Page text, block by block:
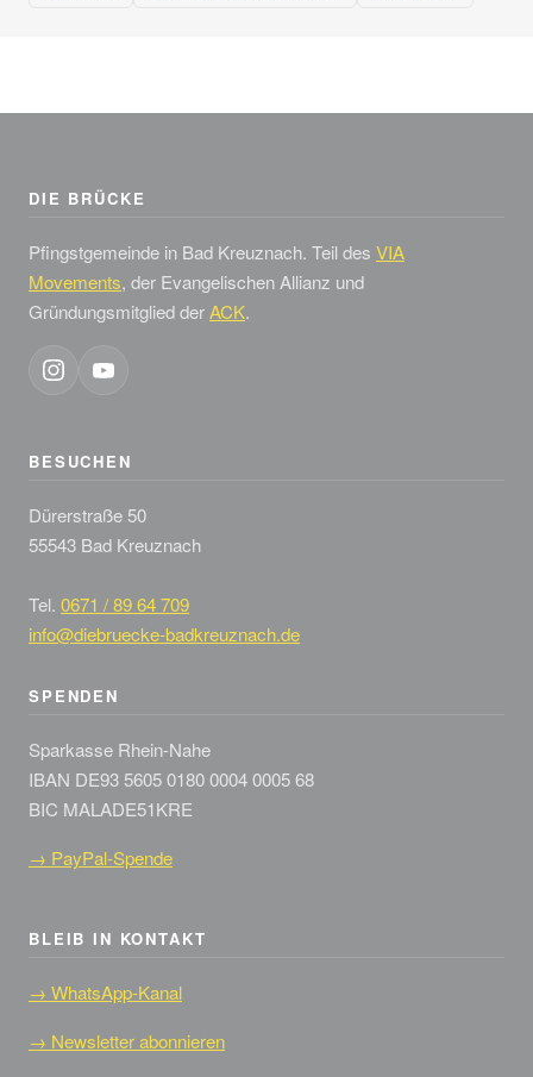
DIE BRÜCKE
Pfingstgemeinde in Bad Kreuznach. Teil des VIA
Movements, der Evangelischen Allianz und
Gründungsmitglied der ACK.
BESUCHEN
Dürerstraße 50
55543 Bad Kreuznach
Tel. 0671 / 89 64 709
info@diebruecke-badkreuznach.de
SPENDEN
Sparkasse Rhein-Nahe
IBAN DE93 5605 0180 0004 0005 68
BIC MALADE51KRE
→ PayPal-Spende
BLEIB IN KONTAKT
→ WhatsApp-Kanal
→ Newsletter abonnieren